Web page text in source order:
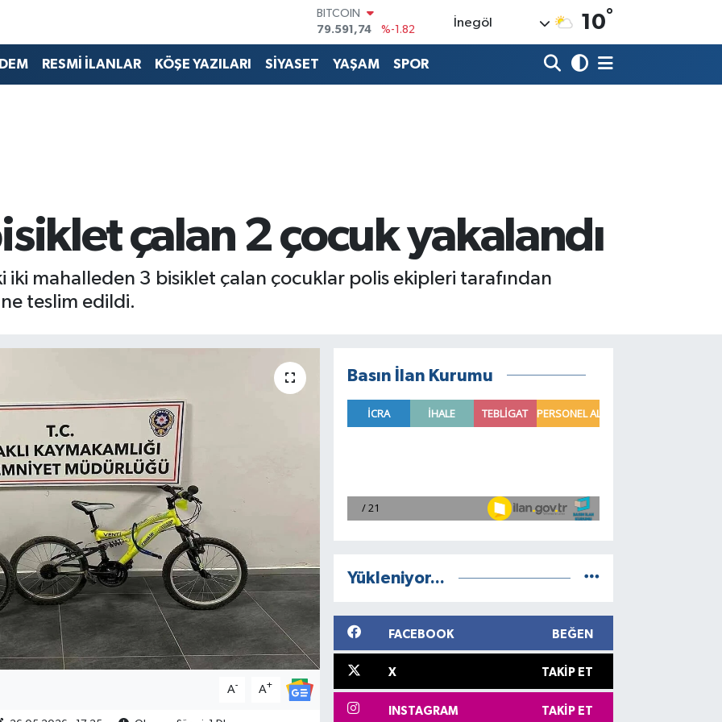
BITCOIN
79.591,74
%-1.82
DOLAR
45,43620
%0.02
İnegöl 10°
RESMİ İLANLAR KÖŞE YAZILARI SİYASET YAŞAM SPOR
çalan 2 çocuk yakalandı
iki mahalleden 3 bisiklet çalan çocuklar polis ekipleri tarafından
teslim edildi.
A- A+
Basın İlan Kurumu
Yükleniyor...
FACEBOOK BEĞEN
X TAKIP ET
INSTAGRAM TAKIP ET